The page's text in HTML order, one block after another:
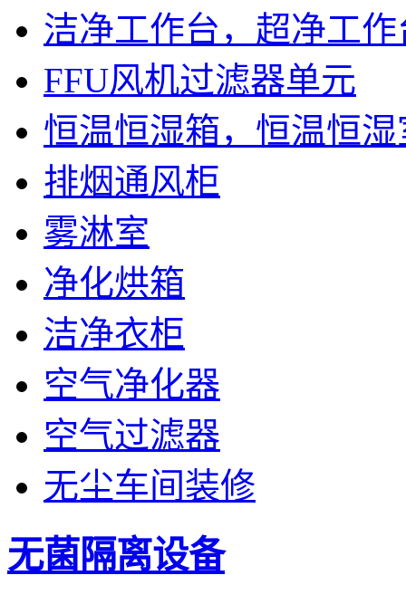
洁净工作台，超净工作
FFU风机过滤器单元
恒温恒湿箱，恒温恒湿
排烟通风柜
雾淋室
净化烘箱
洁净衣柜
空气净化器
空气过滤器
无尘车间装修
无菌隔离设备